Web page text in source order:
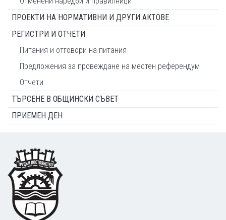
ПРОЕКТИ НА НОРМАТИВНИ И ДРУГИ АКТОВЕ
РЕГИСТРИ И ОТЧЕТИ
Питания и отговори на питания
Предложения за провеждане на местен референдум
Отчети
ТЪРСЕНЕ В ОБЩИНСКИ СЪВЕТ
ПРИЕМЕН ДЕН
Footer